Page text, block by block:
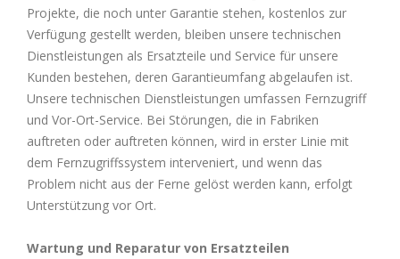
Projekte, die noch unter Garantie stehen, kostenlos zur
Verfügung gestellt werden, bleiben unsere technischen
Dienstleistungen als Ersatzteile und Service für unsere
Kunden bestehen, deren Garantieumfang abgelaufen ist.
Unsere technischen Dienstleistungen umfassen Fernzugriff
und Vor-Ort-Service. Bei Störungen, die in Fabriken
auftreten oder auftreten können, wird in erster Linie mit
dem Fernzugriffssystem interveniert, und wenn das
Problem nicht aus der Ferne gelöst werden kann, erfolgt
Unterstützung vor Ort.
Wartung und Reparatur von Ersatzteilen